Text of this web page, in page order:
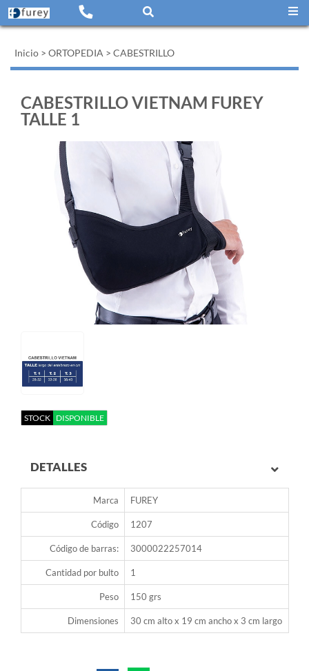
Inicio > ORTOPEDIA > CABESTRILLO
CABESTRILLO VIETNAM FUREY
TALLE 1
STOCK DISPONIBLE
DETALLES
Marca FUREY
Código 1207
Código de barras: 3000022257014
Cantidad por bulto 1
Peso 150 grs
Dimensiones 30 cm alto x 19 cm ancho x 3 cm largo